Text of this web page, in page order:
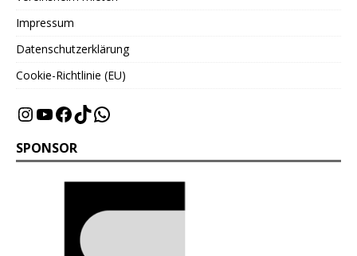
Impressum
Datenschutzerklärung
Cookie-Richtlinie (EU)
SPONSOR